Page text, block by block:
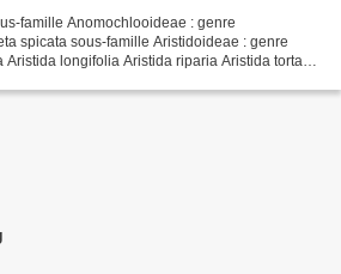
famille Anomochlooideae : genre
spicata sous-famille Aristidoideae : genre
Aristida longifolia Aristida riparia Aristida torta